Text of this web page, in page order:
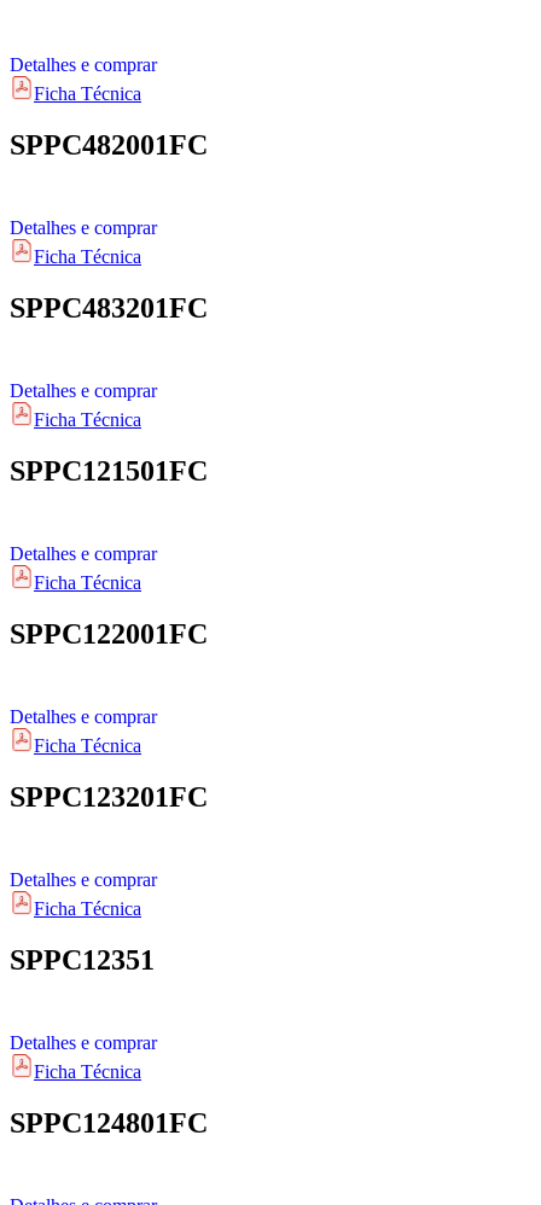
Detalhes e comprar
Ficha Técnica
SPPC482001FC
Detalhes e comprar
Ficha Técnica
SPPC483201FC
Detalhes e comprar
Ficha Técnica
SPPC121501FC
Detalhes e comprar
Ficha Técnica
SPPC122001FC
Detalhes e comprar
Ficha Técnica
SPPC123201FC
Detalhes e comprar
Ficha Técnica
SPPC12351
Detalhes e comprar
Ficha Técnica
SPPC124801FC